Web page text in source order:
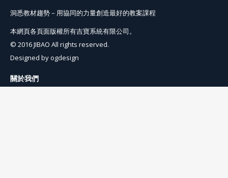
洞悉教材趨勢－用協同的力量創造最好的教案課程
本網頁各頁面版權所有吉寶系統有限公司。
© 2016 JIBAO All rights reserved.
Designed byogdesign
關於我們